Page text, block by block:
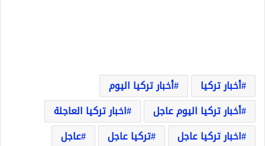
أخبار تركيا
أخبار تركيا اليوم
أخبار تركيا اليوم عاجل
اخبار تركيا العاجلة
اخبار تركيا عاجل
تركيا عاجل
عاجل